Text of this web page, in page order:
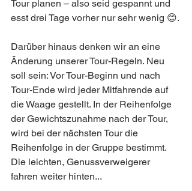
Tour planen – also seid gespannt und
esst drei Tage vorher nur sehr wenig 😊.
Darüber hinaus denken wir an eine
Änderung unserer Tour-Regeln. Neu
soll sein: Vor Tour-Beginn und nach
Tour-Ende wird jeder Mitfahrende auf
die Waage gestellt. In der Reihenfolge
der Gewichtszunahme nach der Tour,
wird bei der nächsten Tour die
Reihenfolge in der Gruppe bestimmt.
Die leichten, Genussverweigerer
fahren weiter hinten...